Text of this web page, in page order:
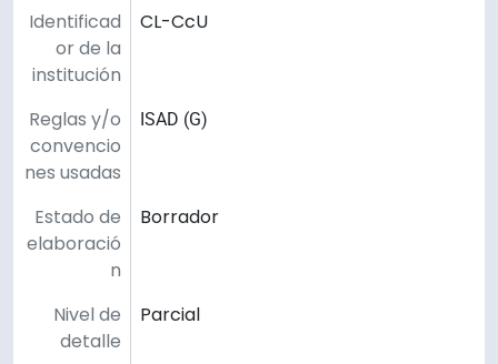
Identificad
or de la
institución
CL-CcU
Reglas y/o
convencio
nes usadas
ISAD (G)
Estado de
elaboració
n
Borrador
Nivel de
detalle
Parcial